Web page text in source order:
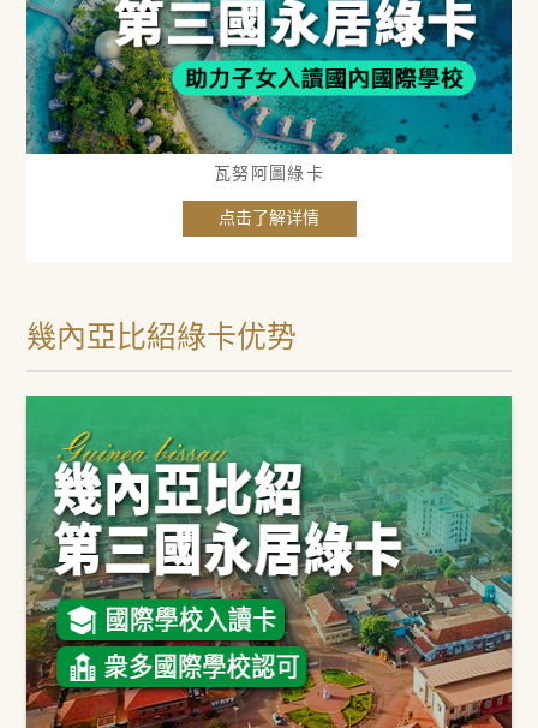
瓦努阿圖綠卡
点击了解详情
幾內亞比紹綠卡优势